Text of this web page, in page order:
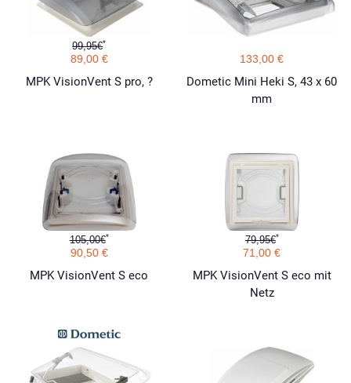
99,95€*
89,00 €
MPK VisionVent S pro, ?
133,00 €
Dometic Mini Heki S, 43 x 60
mm
105,00€*
90,50 €
MPK VisionVent S eco
79,95€*
71,00 €
MPK VisionVent S eco mit
Netz